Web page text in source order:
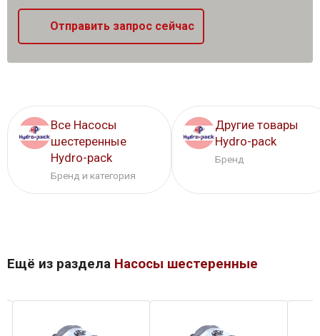
Отправить запрос сейчас
Все Насосы
шестеренные
Hydro-pack
Бренд и категория
Другие товары
Hydro-pack
Бренд
Ещё из раздела Насосы шестеренные